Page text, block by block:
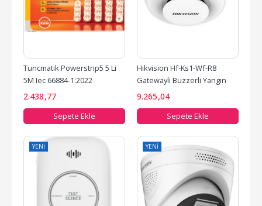
Tuncmatık Powerstrıp5 5 Li
5M Iec 66884-1:2022
Standartı, Fr(Alev...
2.438,77
Sepete Ekle
Hikvision Hf-Ks1-Wf-R8
Gatewayli Buzzerli Yangın
Algılama Kablosuz Duman...
9.265,04
Sepete Ekle
YENI YENI